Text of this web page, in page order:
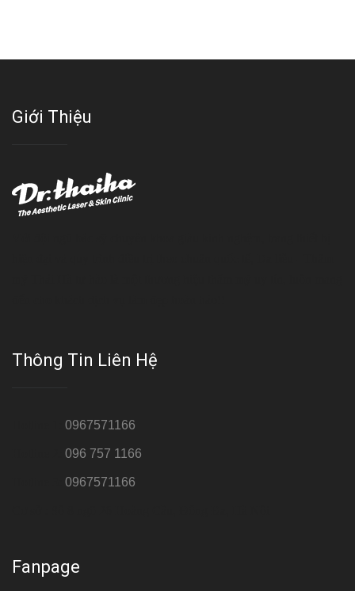
Giới Thiệu
Thông Tin Liên Hệ
0967571166
096 757 1166
0967571166
Fanpage